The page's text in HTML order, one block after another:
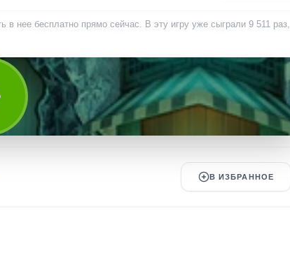
в нее бесплатно прямо сейчас. В эту игру уже сыграли 9 511 раз,
В ИЗБРАННОЕ